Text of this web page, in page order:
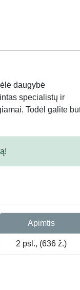
daugybė
specialistų ir
Todėl galite
Apimtis
2 psl., (636 ž.)